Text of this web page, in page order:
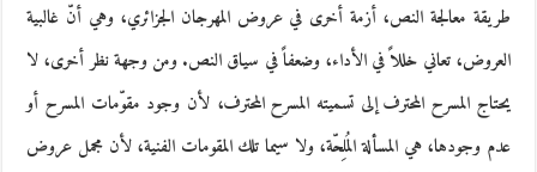
طريقة معالجة النص، أزمة أخرى في عروض المهرجان الجزائري، وهي أنّ غالبية
العروض، تعاني خللاً في الأداء، وضعفاً في سياق النص. ومن وجهة نظر أخرى، لا
يحتاج المسرح المحترف إلى تسميته المسرح المحترف، لأن وجود مقوّمات المسرح أو
عدم وجودها، هي المسألة المُلِحّة، ولا سيما تلك المقومات الفنية، لأن مجمل عروض